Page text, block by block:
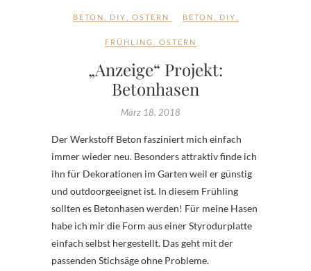
BETON DIY OSTERN BETON DIY
FRÜHLING OSTERN
„Anzeige“ Projekt:
Betonhasen
März 18, 2018
Der Werkstoff Beton fasziniert mich einfach
immer wieder neu. Besonders attraktiv finde ich
ihn für Dekorationen im Garten weil er günstig
und outdoorgeeignet ist. In diesem Frühling
sollten es Betonhasen werden! Für meine Hasen
habe ich mir die Form aus einer Styrodurplatte
einfach selbst hergestellt. Das geht mit der
passenden Stichsäge ohne Probleme.